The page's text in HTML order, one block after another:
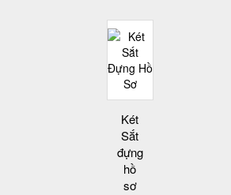
Két
Sắt
đựng
hồ
sơ